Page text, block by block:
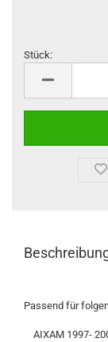
Stück:
Passend für
AIXAM 1997-